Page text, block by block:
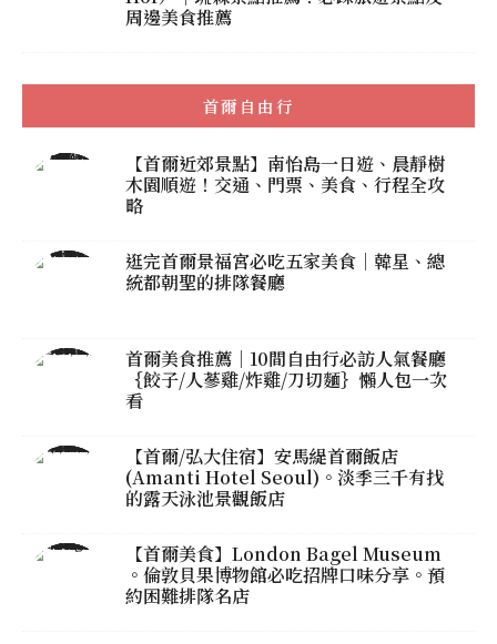
周邊美食推薦
首爾自由行
【首爾近郊景點】南怡島一日遊、晨靜樹
木園順遊！交通、門票、美食、行程全攻
略
逛完首爾景福宮必吃五家美食｜韓星、總
統都朝聖的排隊餐廳
首爾美食推薦｜10間自由行必訪人氣餐廳
｛餃子/人蔘雞/炸雞/刀切麵｝懶人包一次
看
【首爾/弘大住宿】安馬緹首爾飯店
(Amanti Hotel Seoul)。淡季三千有找
的露天泳池景觀飯店
【首爾美食】London Bagel Museum
。倫敦貝果博物館必吃招牌口味分享。預
約困難排隊名店